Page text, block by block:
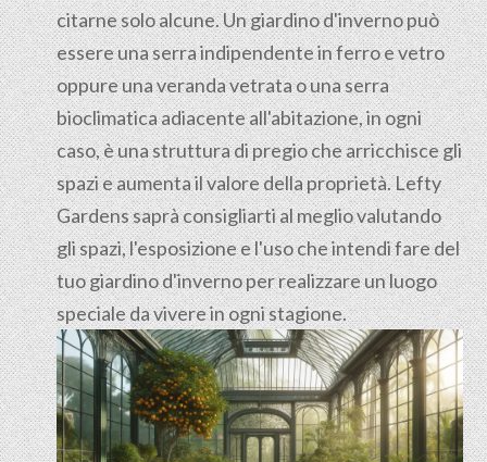
citarne solo alcune. Un giardino d'inverno può
essere una serra indipendente in ferro e vetro
oppure una veranda vetrata o una serra
bioclimatica adiacente all'abitazione, in ogni
caso, è una struttura di pregio che arricchisce gli
spazi e aumenta il valore della proprietà. Lefty
Gardens saprà consigliarti al meglio valutando
gli spazi, l'esposizione e l'uso che intendi fare del
tuo giardino d'inverno per realizzare un luogo
speciale da vivere in ogni stagione.